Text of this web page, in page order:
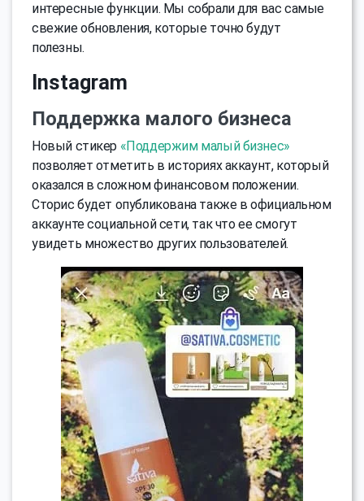
интересные функции. Мы собрали для вас самые
свежие обновления, которые точно будут
полезны.
Instagram
Поддержка малого бизнеса
Новый стикер «Поддержим малый бизнес»
позволяет отметить в историях аккаунт, который
оказался в сложном финансовом положении.
Сторис будет опубликована также в официальном
аккаунте социальной сети, так что ее смогут
увидеть множество других пользователей.